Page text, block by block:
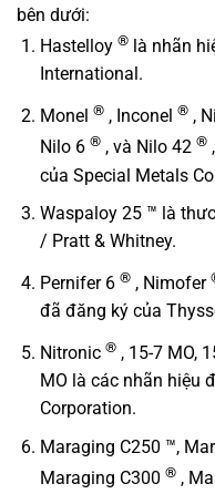
bên dưới:
Hastelloy ®là nhãn
International.
Monel ®, Inconel ®,
Nilo 6 ®, và Nilo 42 ®
của Special Metals
Waspaloy 25 ™ là
/ Pratt & Whitney.
Pernifer 6 ®, Nimofer
đã đăng ký của
Nitronic ®, 15-7 MO,
MO là các nhãn hiệu
Corporation.
Maraging C250 ™,
Maraging C300 ®,